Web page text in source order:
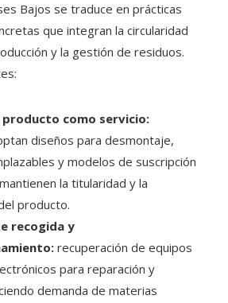
Bajos se traduce en prácticas
que integran la circularidad
y la gestión de residuos.
producto como servicio:
diseños para desmontaje,
y modelos de suscripción
la titularidad y la
producto.
recogida y
recuperación de equipos
para reparación y
demanda de materias